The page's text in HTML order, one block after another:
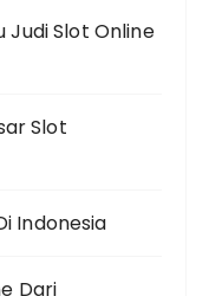
Slot Online
Slot
Indonesia
Dari